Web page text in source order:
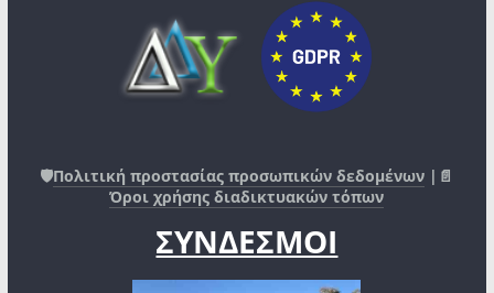
🛡️Πολιτική προστασίας προσωπικών δεδομένων |📄
Όροι χρήσης διαδικτυακών τόπων
ΣΥΝΔΕΣΜΟΙ